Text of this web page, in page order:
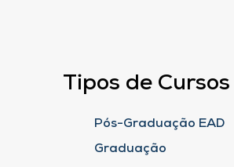
Tipos de Cursos
Pós-Graduação EAD
Graduação